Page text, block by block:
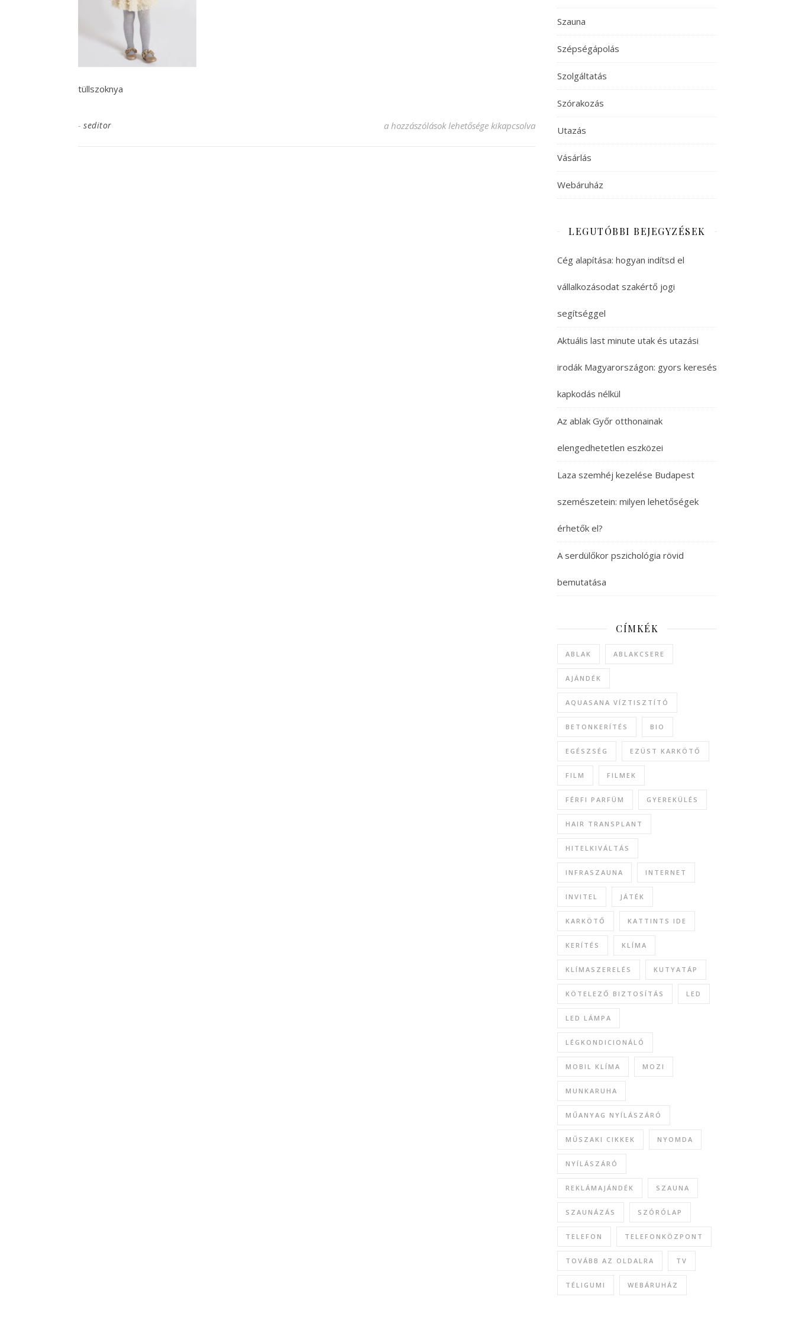
tüllszoknya
- seditor tullszoknya bejegyzéshez
a hozzászólások lehetősége kikapcsolva
Szauna
Szépségápolás
Szolgáltatás
Szórakozás
Utazás
Vásárlás
Webáruház
LEGUTÓBBI BEJEGYZÉSEK
Cég alapítása: hogyan indítsd el
vállalkozásodat szakértő jogi
segítséggel
Aktuális last minute utak és utazási
irodák Magyarországon: gyors keresés
kapkodás nélkül
Az ablak Győr otthonainak
elengedhetetlen eszközei
Laza szemhéj kezelése Budapest
szemészetein: milyen lehetőségek
érhetők el?
A serdülőkor pszichológia rövid
bemutatása
CÍMKÉK
ABLAK ABLAKCSERE
AJÁNDÉK
AQUASANA VÍZTISZTÍTÓ
BETONKERÍTÉS BIO
EGÉSZSÉG EZÜST KARKÖTŐ
FILM FILMEK
FÉRFI PARFÜM GYEREKÜLÉS
HAIR TRANSPLANT
HITELKIVÁLTÁS
INFRASZAUNA INTERNET
INVITEL JÁTÉK
KARKÖTŐ KATTINTS IDE
KERÍTÉS KLÍMA
KLÍMASZERELÉS KUTYATÁP
KÖTELEZŐ BIZTOSÍTÁS LED
LED LÁMPA
LÉGKONDICIONÁLÓ
MOBIL KLÍMA MOZI
MUNKARUHA
MŰANYAG NYÍLÁSZÁRÓ
MŰSZAKI CIKKEK NYOMDA
NYÍLÁSZÁRÓ
REKLÁMAJÁNDÉK SZAUNA
SZAUNÁZÁS SZÓRÓLAP
TELEFON TELEFONKÖZPONT
TOVÁBB AZ OLDALRA TV
TÉLIGUMI WEBÁRUHÁZ